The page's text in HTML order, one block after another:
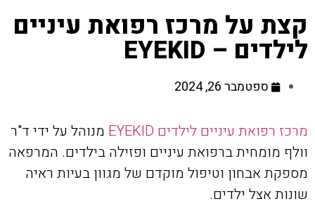
קצת על מרכז רפואת עיניים
לילדים – EYEKID
ספטמבר 26, 2024
מרכז רפואת עיניים לילדים EYEKID
מנוהל על ידי ד"ר
וולף מומחית ברפואת עיניים ופזילה בילדים. המרפאה
מספקת אבחון וטיפול מוקדם של מגוון בעיות ראיה
שונות אצל ילדים.